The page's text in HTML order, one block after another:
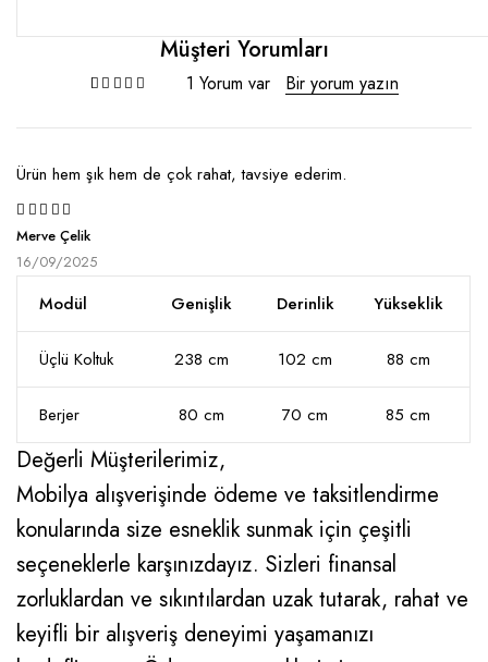
Müşteri Yorumları
1 Yorum var Bir yorum yazın
5
Merve Çelik
16/09/2025
Ürün hem şık hem de çok rahat, tavsiye ederim.
Modül Genişlik Derinlik Yükseklik
Üçlü Koltuk 238 cm 102 cm 88 cm
Berjer 80 cm 70 cm 85 cm
Değerli Müşterilerimiz,
Mobilya alışverişinde ödeme ve taksitlendirme
konularında size esneklik sunmak için çeşitli
seçeneklerle karşınızdayız. Sizleri finansal
zorluklardan ve sıkıntılardan uzak tutarak, rahat ve
keyifli bir alışveriş deneyimi yaşamanızı